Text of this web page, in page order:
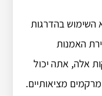
בהדרגות
האמנות
אלה, אתה יכול
מציאותיים.